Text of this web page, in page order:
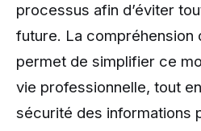
processus afin d’éviter
future. La compréhension
permet de simplifier ce
vie professionnelle, tout
sécurité des informations